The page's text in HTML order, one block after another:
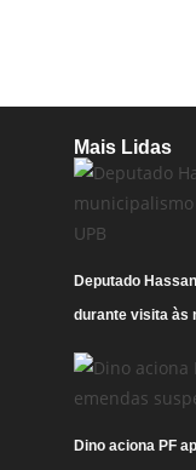
Mais Lidas
Deputado
durante visita às
Dino aciona PF